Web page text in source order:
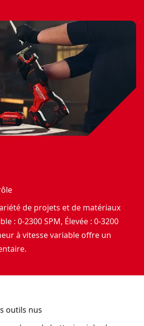
de projets et de matériaux
: 0-2300 SPM, Élevée : 0-3200
à vitesse variable offre un
outils nus